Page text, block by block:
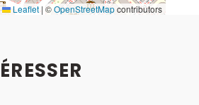
Leaflet | ©OpenStreetMapcontributors